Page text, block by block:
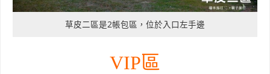
草皮二區是2帳包區，位於入口左手邊
VIP區